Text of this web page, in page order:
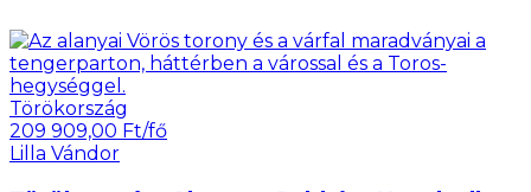
Törökország
209 909,00 Ft/fő
Lilla Vándor